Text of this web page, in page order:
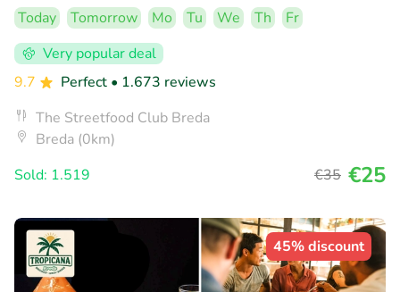
Today Tomorrow Mo Tu We Th
Fr
Very popular deal
9.7
Perfect • 1.673 reviews
The Streetfood Club Breda
Breda (0km)
Sold: 1.519
€35 €25
45% discount